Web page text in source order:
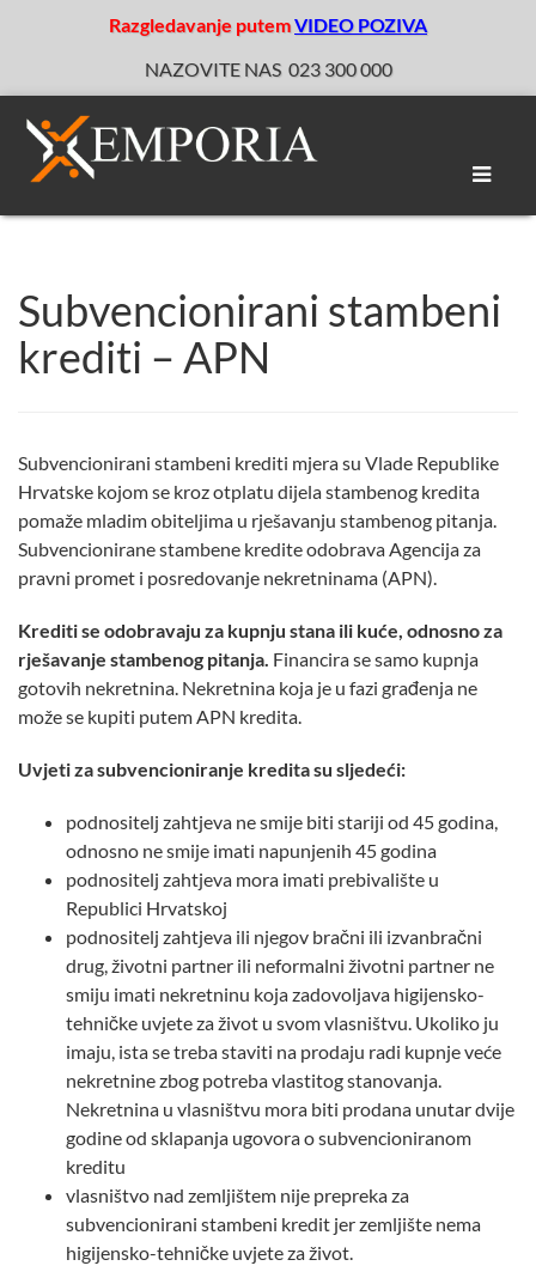
Razgledavanje putemVIDEO POZIVA
NAZOVITE NAS 023 300 000
Toggle
Subvencionirani stambeni
krediti – APN
Subvencionirani stambeni krediti mjera su Vlade Republike
Hrvatske kojom se kroz otplatu dijela stambenog kredita
pomaže mladim obiteljima u rješavanju stambenog pitanja.
Subvencionirane stambene kredite odobrava Agencija za
pravni promet i posredovanje nekretninama (APN).
Krediti se odobravaju za kupnju stana ili kuće, odnosno za
rješavanje stambenog pitanja. Financira se samo kupnja
gotovih nekretnina. Nekretnina koja je u fazi građenja ne
može se kupiti putem APN kredita.
Uvjeti za subvencioniranje kredita su sljedeći:
podnositelj zahtjeva ne smije biti stariji od 45 godina,
odnosno ne smije imati napunjenih 45 godina
podnositelj zahtjeva mora imati prebivalište u
Republici Hrvatskoj
podnositelj zahtjeva ili njegov bračni ili izvanbračni
drug, životni partner ili neformalni životni partner ne
smiju imati nekretninu koja zadovoljava higijensko-
tehničke uvjete za život u svom vlasništvu. Ukoliko ju
imaju, ista se treba staviti na prodaju radi kupnje veće
nekretnine zbog potreba vlastitog stanovanja.
Nekretnina u vlasništvu mora biti prodana unutar dvije
godine od sklapanja ugovora o subvencioniranom
kreditu
vlasništvo nad zemljištem nije prepreka za
subvencionirani stambeni kredit jer zemljište nema
higijensko-tehničke uvjete za život.